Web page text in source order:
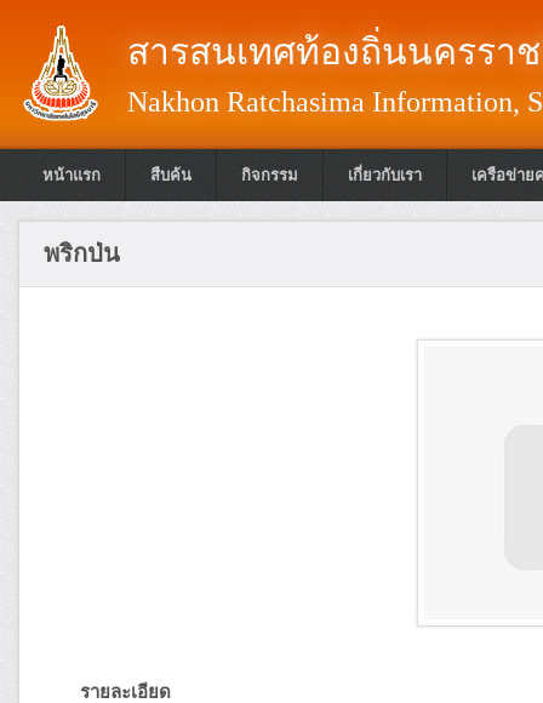
สารสนเทศท้องถิ่นนครรา
Nakhon Ratchasima Information,
หน้าแรก สืบค้น กิจกรรม เกี่ยวกับเรา เครือข่าย
พริกป่น
รายละเอียด